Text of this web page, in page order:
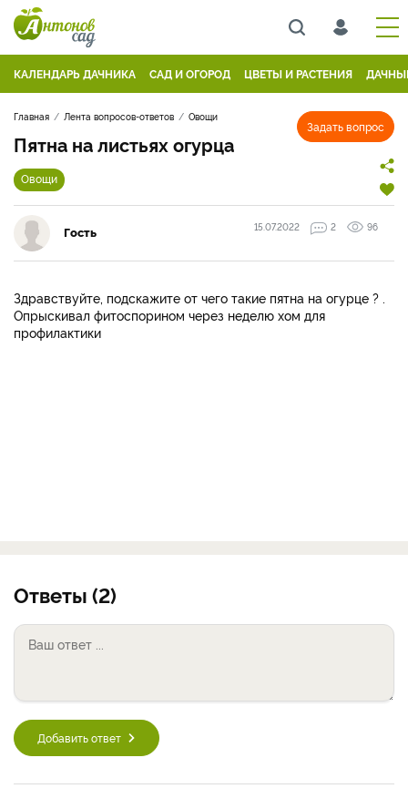
КАЛЕНДАРЬ ДАЧНИКА САД И ОГОРОД ЦВЕТЫ И РАСТЕНИЯ
Задать вопрос
Главная Лента вопросов-ответов Овощи
Пятна на листьях огурца
Овощи
Гость 15.07.2022 2 96
Здравствуйте, подскажите от чего такие пятна на огурце ? .
Опрыскивал фитоспорином через неделю хом для
профилактики
Ответы (2)
Добавить ответ